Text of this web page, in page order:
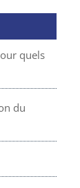
quels
du